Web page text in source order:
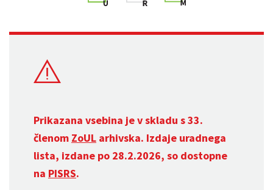
Prikazana vsebina je v skladu s 33.
členom ZoUL arhivska. Izdaje uradnega
lista, izdane po 28.2.2026, so dostopne
na PISRS.